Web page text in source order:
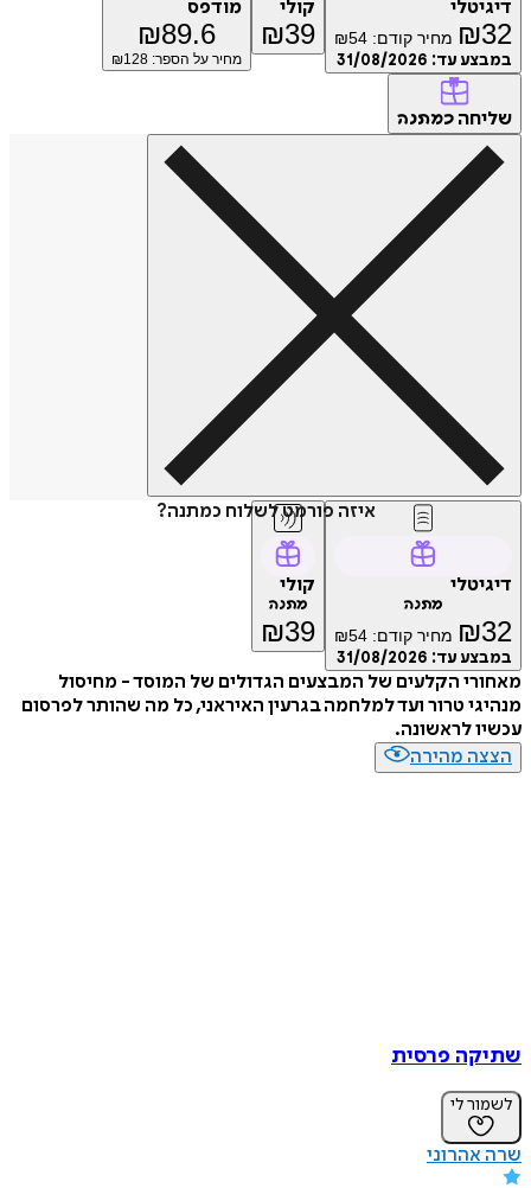
₪ מחיר קודם: ₪54
עד:31/08/2026
₪ 39
מודפס
₪89.6
מחיר על הספר: ₪128
כמתנה
איזה פורמט לשלוח כמתנה?
₪ מחיר קודם: ₪54
עד:31/08/2026
₪ 39
הקלעים של המבצעים הגדולים של המוסד - מחיסול
טרור ועד למלחמה בגרעין האיראני, כל מה שהותר לפרסום
לראשונה.
מהירה
פרסית
לי